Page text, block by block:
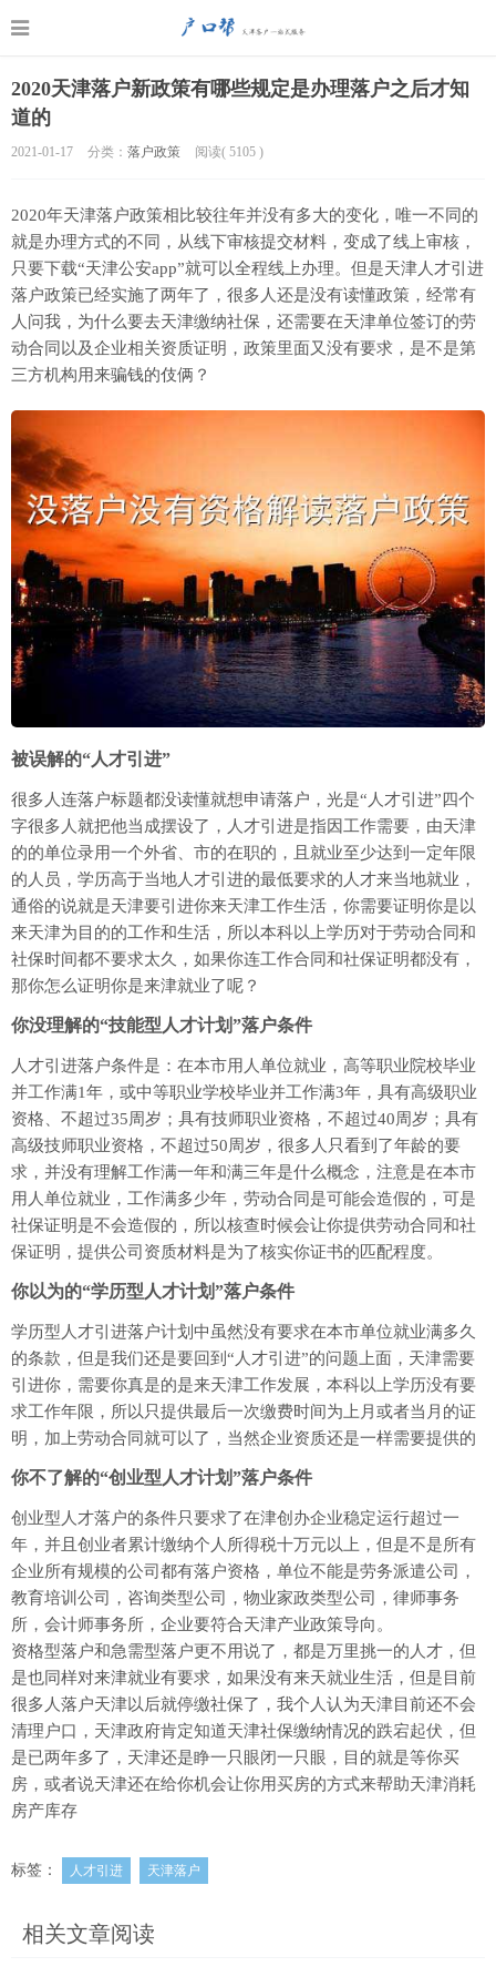
2020天津落户新政策有哪些规定是办理落户之后才知
道的
2021-01-17 分类： 落户政策 阅读( 5105 )
2020年天津落户政策相比较往年并没有多大的变化，唯一不同的
就是办理方式的不同，从线下审核提交材料，变成了线上审核，
只要下载“天津公安app”就可以全程线上办理。但是天津人才引进
落户政策已经实施了两年了，很多人还是没有读懂政策，经常有
人问我，为什么要去天津缴纳社保，还需要在天津单位签订的劳
动合同以及企业相关资质证明，政策里面又没有要求，是不是第
三方机构用来骗钱的伎俩？
被误解的“人才引进”
很多人连落户标题都没读懂就想申请落户，光是“人才引进”四个
字很多人就把他当成摆设了，人才引进是指因工作需要，由天津
的的单位录用一个外省、市的在职的，且就业至少达到一定年限
的人员，学历高于当地人才引进的最低要求的人才来当地就业，
通俗的说就是天津要引进你来天津工作生活，你需要证明你是以
来天津为目的的工作和生活，所以本科以上学历对于劳动合同和
社保时间都不要求太久，如果你连工作合同和社保证明都没有，
那你怎么证明你是来津就业了呢？
你没理解的“技能型人才计划”落户条件
人才引进落户条件是：在本市用人单位就业，高等职业院校毕业
并工作满1年，或中等职业学校毕业并工作满3年，具有高级职业
资格、不超过35周岁；具有技师职业资格，不超过40周岁；具有
高级技师职业资格，不超过50周岁，很多人只看到了年龄的要
求，并没有理解工作满一年和满三年是什么概念，注意是在本市
用人单位就业，工作满多少年，劳动合同是可能会造假的，可是
社保证明是不会造假的，所以核查时候会让你提供劳动合同和社
保证明，提供公司资质材料是为了核实你证书的匹配程度。
你以为的“学历型人才计划”落户条件
学历型人才引进落户计划中虽然没有要求在本市单位就业满多久
的条款，但是我们还是要回到“人才引进”的问题上面，天津需要
引进你，需要你真是的是来天津工作发展，本科以上学历没有要
求工作年限，所以只提供最后一次缴费时间为上月或者当月的证
明，加上劳动合同就可以了，当然企业资质还是一样需要提供的
你不了解的“创业型人才计划”落户条件
创业型人才落户的条件只要求了在津创办企业稳定运行超过一
年，并且创业者累计缴纳个人所得税十万元以上，但是不是所有
企业所有规模的公司都有落户资格，单位不能是劳务派遣公司，
教育培训公司，咨询类型公司，物业家政类型公司，律师事务
所，会计师事务所，企业要符合天津产业政策导向。
资格型落户和急需型落户更不用说了，都是万里挑一的人才，但
是也同样对来津就业有要求，如果没有来天就业生活，但是目前
很多人落户天津以后就停缴社保了，我个人认为天津目前还不会
清理户口，天津政府肯定知道天津社保缴纳情况的跌宕起伏，但
是已两年多了，天津还是睁一只眼闭一只眼，目的就是等你买
房，或者说天津还在给你机会让你用买房的方式来帮助天津消耗
房产库存
标签： 人才引进 天津落户
相关文章阅读